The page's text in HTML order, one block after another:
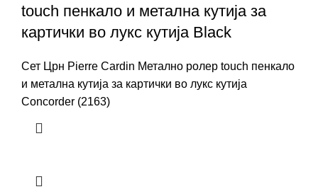
touch пенкало и метална кутија за
картички во лукс кутија Black
Сет Црн Pierre Cardin Метално ролер touch пенкало
и метална кутија за картички во лукс кутија
Concorder (2163)